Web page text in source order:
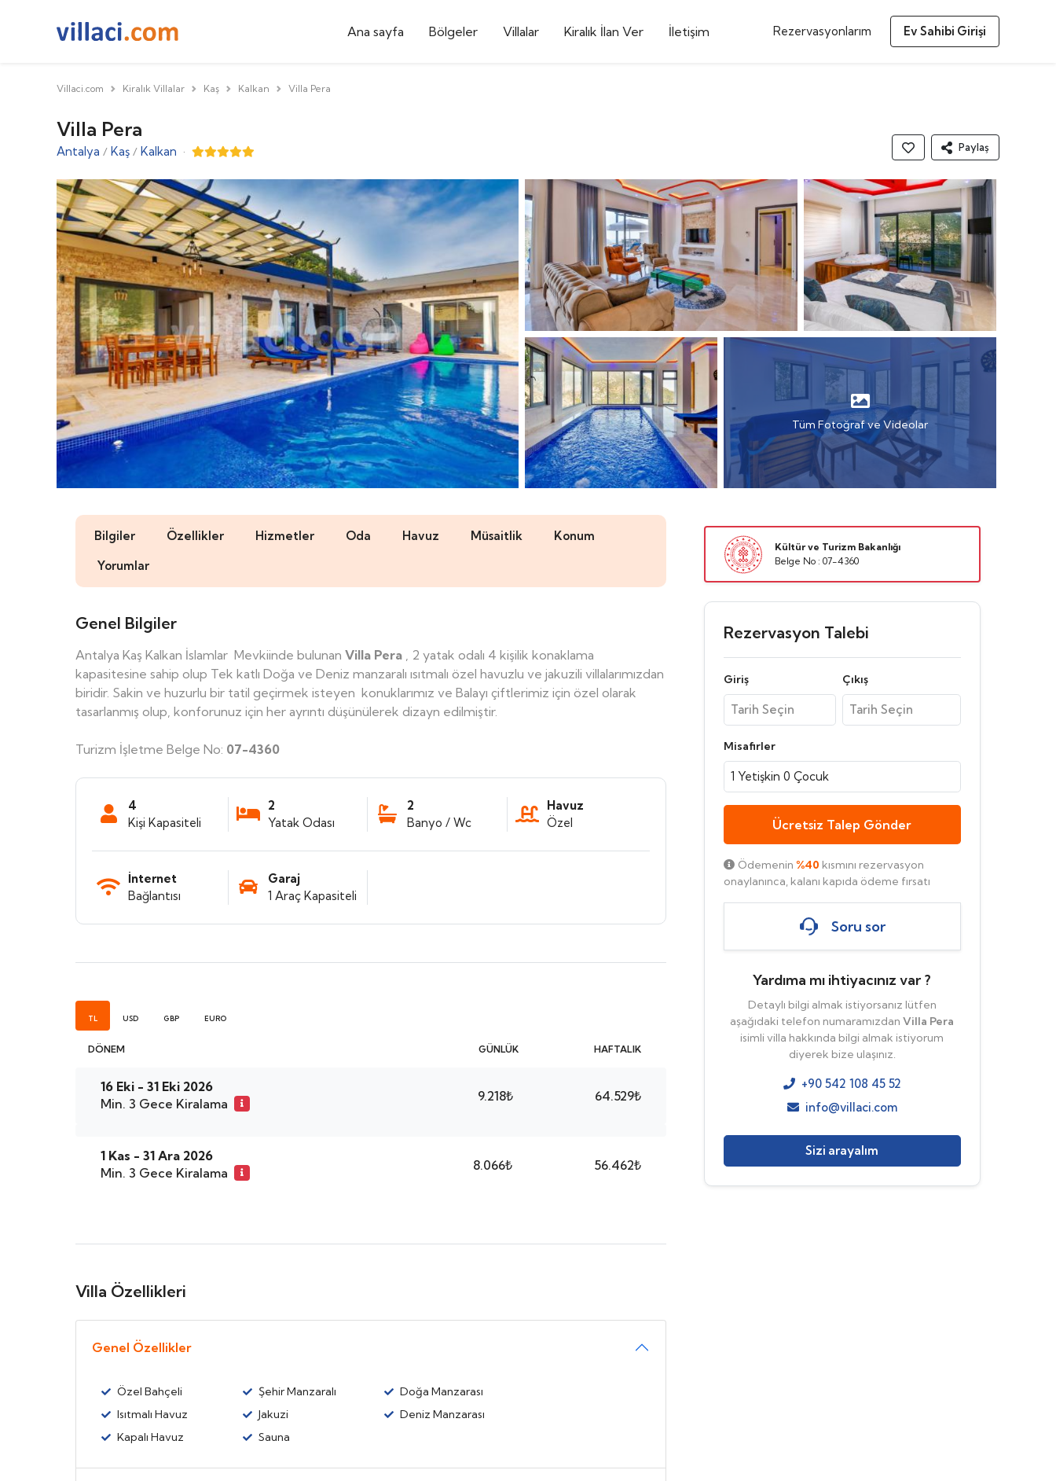
Ana sayfa Bölgeler Villalar Kiralık İlan Ver İletişim Rezervasyonlarım Ev Sahibi Girişi
Villaci.com Kiralık Villalar Kaş Kalkan Villa Pera
Villa Pera
Antalya / Kaş / Kalkan · Paylaş
Tüm Fotoğraf ve Videolar
Bilgiler Özellikler Hizmetler Oda Havuz Müsaitlik
Konum
Yorumlar
Genel Bilgiler
Antalya Kaş Kalkan İslamlar Mevkiinde bulunan Villa Pera , 2 yatak odalı 4 kişilik konaklama
kapasitesine sahip olup Tek katlı Doğa ve Deniz manzaralı ısıtmalı özel havuzlu ve jakuzili villalarımızdan
biridir. Sakin ve huzurlu bir tatil geçirmek isteyen konuklarımız ve Balayı çiftlerimiz için özel olarak
tasarlanmış olup, konforunuz için her ayrıntı düşünülerek dizayn edilmiştir.
Turizm İşletme Belge No: 07-4360
4
Kişi Kapasiteli
2
Yatak Odası
2
Banyo / Wc
Havuz
Özel
İnternet
Bağlantısı
Garaj
1 Araç Kapasiteli
TL USD GBP EURO
DÖNEM GÜNLÜK HAFTALIK
16 Eki - 31 Eki 2026
Min. 3 Gece Kiralama
9.218₺ 64.529₺
1 Kas - 31 Ara 2026
Min. 3 Gece Kiralama
8.066₺ 56.462₺
Villa Özellikleri
Genel Özellikler
Özel Bahçeli Şehir Manzaralı
Doğa Manzarası
Isıtmalı Havuz
Jakuzi
Deniz Manzarası
Kapalı Havuz
Sauna
Kültür ve Turizm Bakanlığı
Belge No : 07-4360
Rezervasyon Talebi
Giriş Çıkış
Misafirler
1 Yetişkin 0 Çocuk
Ücretsiz Talep Gönder
Ödemenin %40 kısmını rezervasyon
onaylanınca, kalanı kapıda ödeme fırsatı
Soru sor
Yardıma mı ihtiyacınız var ?
Detaylı bilgi almak istiyorsanız lütfen
aşağıdaki telefon numaramızdanVilla Pera
isimli villa hakkında bilgi almak istiyorum
diyerek bize ulaşınız.
+90 542 108 45 52
info@villaci.com
Sizi arayalım